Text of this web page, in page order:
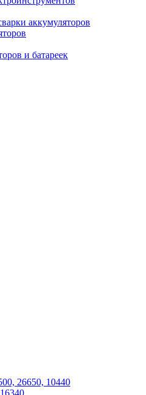
аккумуляторов
и батареек
26650, 10440